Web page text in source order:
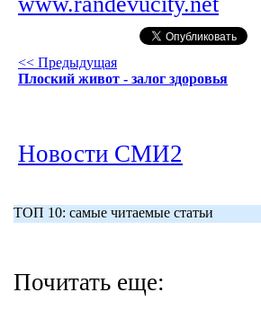
<< Предыдущая
Плоский живот - залог здоровья
Новости СМИ2
ТОП 10: самые читаемые статьи
Почитать еще: